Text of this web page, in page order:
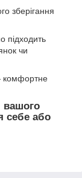
зберігання
підходить
чи
вашого
себе або